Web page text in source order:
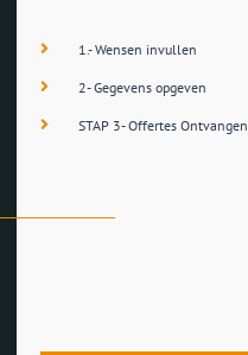
1.- Wensen invullen
2- Gegevens opgeven
STAP 3- Offertes Ontvangen